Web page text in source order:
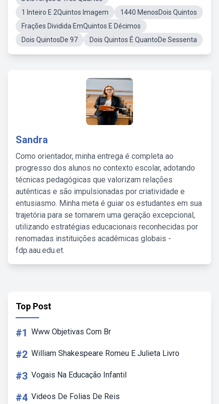
1 Inteiro E 2Quintos Imagem
1440 MenosDois Quintos
Frações Dividida EmQuintos E Décimos
Dois QuintosDe 97
Dois Quintos É QuantoDe Sessenta
Sandra
Como orientador, minha entrega é completa ao
progresso dos alunos no contexto escolar, adotando
técnicas pedagógicas que valorizam relações
autênticas e são impulsionadas por criatividade e
entusiasmo. Minha meta é guiar os estudantes em sua
trajetória para se tornarem uma geração excepcional,
utilizando estratégias educacionais reconhecidas por
renomadas instituições acadêmicas globais -
fdp.aau.edu.et.
Top Post
#1 Www Objetivas Com Br
#2 William Shakespeare Romeu E Julieta Livro
#3 Vogais Na Educação Infantil
#4 Videos De Folias De Reis